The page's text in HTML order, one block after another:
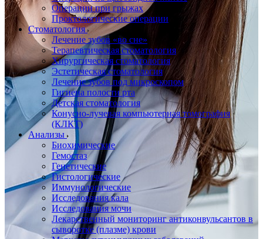
Операции при грыжах
Проктологические операции
Стоматология
Лечение зубов «во сне»
Терапевтическая стоматология
Хирургическая стоматология
Эстетическая стоматология
Лечение зубов под микроскопом
Гигиена полости рта
Детская стоматология
Конусно-лучевая компьютерная томография
(КЛКТ)
Анализы
Биохимические
Гемостаз
Генетические
Гистологические
Иммунологические
Исследования кала
Исследования мочи
Лекарственный мониторинг антиконвульсантов в
сыворотке (плазме) крови